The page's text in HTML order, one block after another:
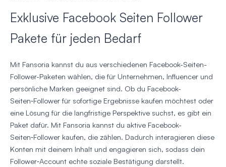
Exklusive Facebook Seiten Follower
Pakete für jeden Bedarf
Mit Fansoria kannst du aus verschiedenen Facebook-Seiten-
Follower-Paketen wählen, die für Unternehmen, Influencer und
persönliche Marken geeignet sind. Ob du Facebook-
Seiten‑Follower für sofortige Ergebnisse kaufen möchtest oder
eine Lösung für die langfristige Perspektive suchst, es gibt ein
Paket dafür. Mit Fansoria kannst du aktive Facebook-
Seiten‑Follower kaufen, die zählen. Dadurch interagieren diese
Konten mit deinem Inhalt und engagieren sich, sodass dein
Follower‑Account echte soziale Bestätigung darstellt.